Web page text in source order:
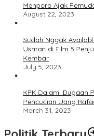
Menpora Ajak
August 22, 2023
Sudah Nggak
Usman di Film 5
Kembar
July 5, 2023
KPK Dalami Dugaan
Pencucian Uang
March 31, 2023